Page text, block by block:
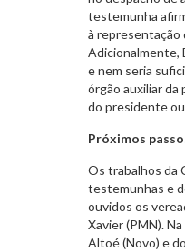
testemunha
à representação
Adicionalmente,
e nem seria
órgão auxiliar da
do presidente
Próximos
Os trabalhos da
testemunhas e
ouvidos os
Xavier (PMN).
Altoé (Novo) e